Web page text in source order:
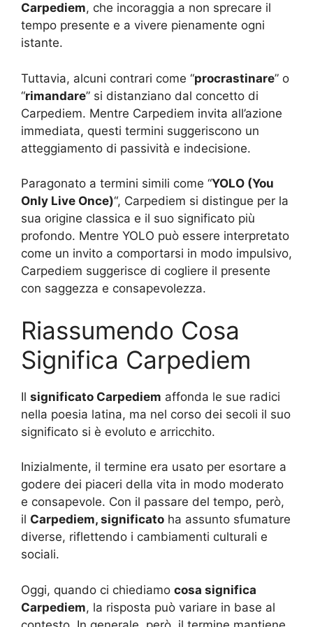
Carpediem, che incoraggia a non sprecare il
tempo presente e a vivere pienamente ogni
istante.
Tuttavia, alcuni contrari come “procrastinare” o
“rimandare” si distanziano dal concetto di
Carpediem. Mentre Carpediem invita all’azione
immediata, questi termini suggeriscono un
atteggiamento di passività e indecisione.
Paragonato a termini simili come “YOLO (You
Only Live Once)“, Carpediem si distingue per la
sua origine classica e il suo significato più
profondo. Mentre YOLO può essere interpretato
come un invito a comportarsi in modo impulsivo,
Carpediem suggerisce di cogliere il presente
con saggezza e consapevolezza.
Riassumendo Cosa
Significa Carpediem
Il significato Carpediem affonda le sue radici
nella poesia latina, ma nel corso dei secoli il suo
significato si è evoluto e arricchito.
Inizialmente, il termine era usato per esortare a
godere dei piaceri della vita in modo moderato
e consapevole. Con il passare del tempo, però,
il Carpediem, significato ha assunto sfumature
diverse, riflettendo i cambiamenti culturali e
sociali.
Oggi, quando ci chiediamo cosa significa
Carpediem, la risposta può variare in base al